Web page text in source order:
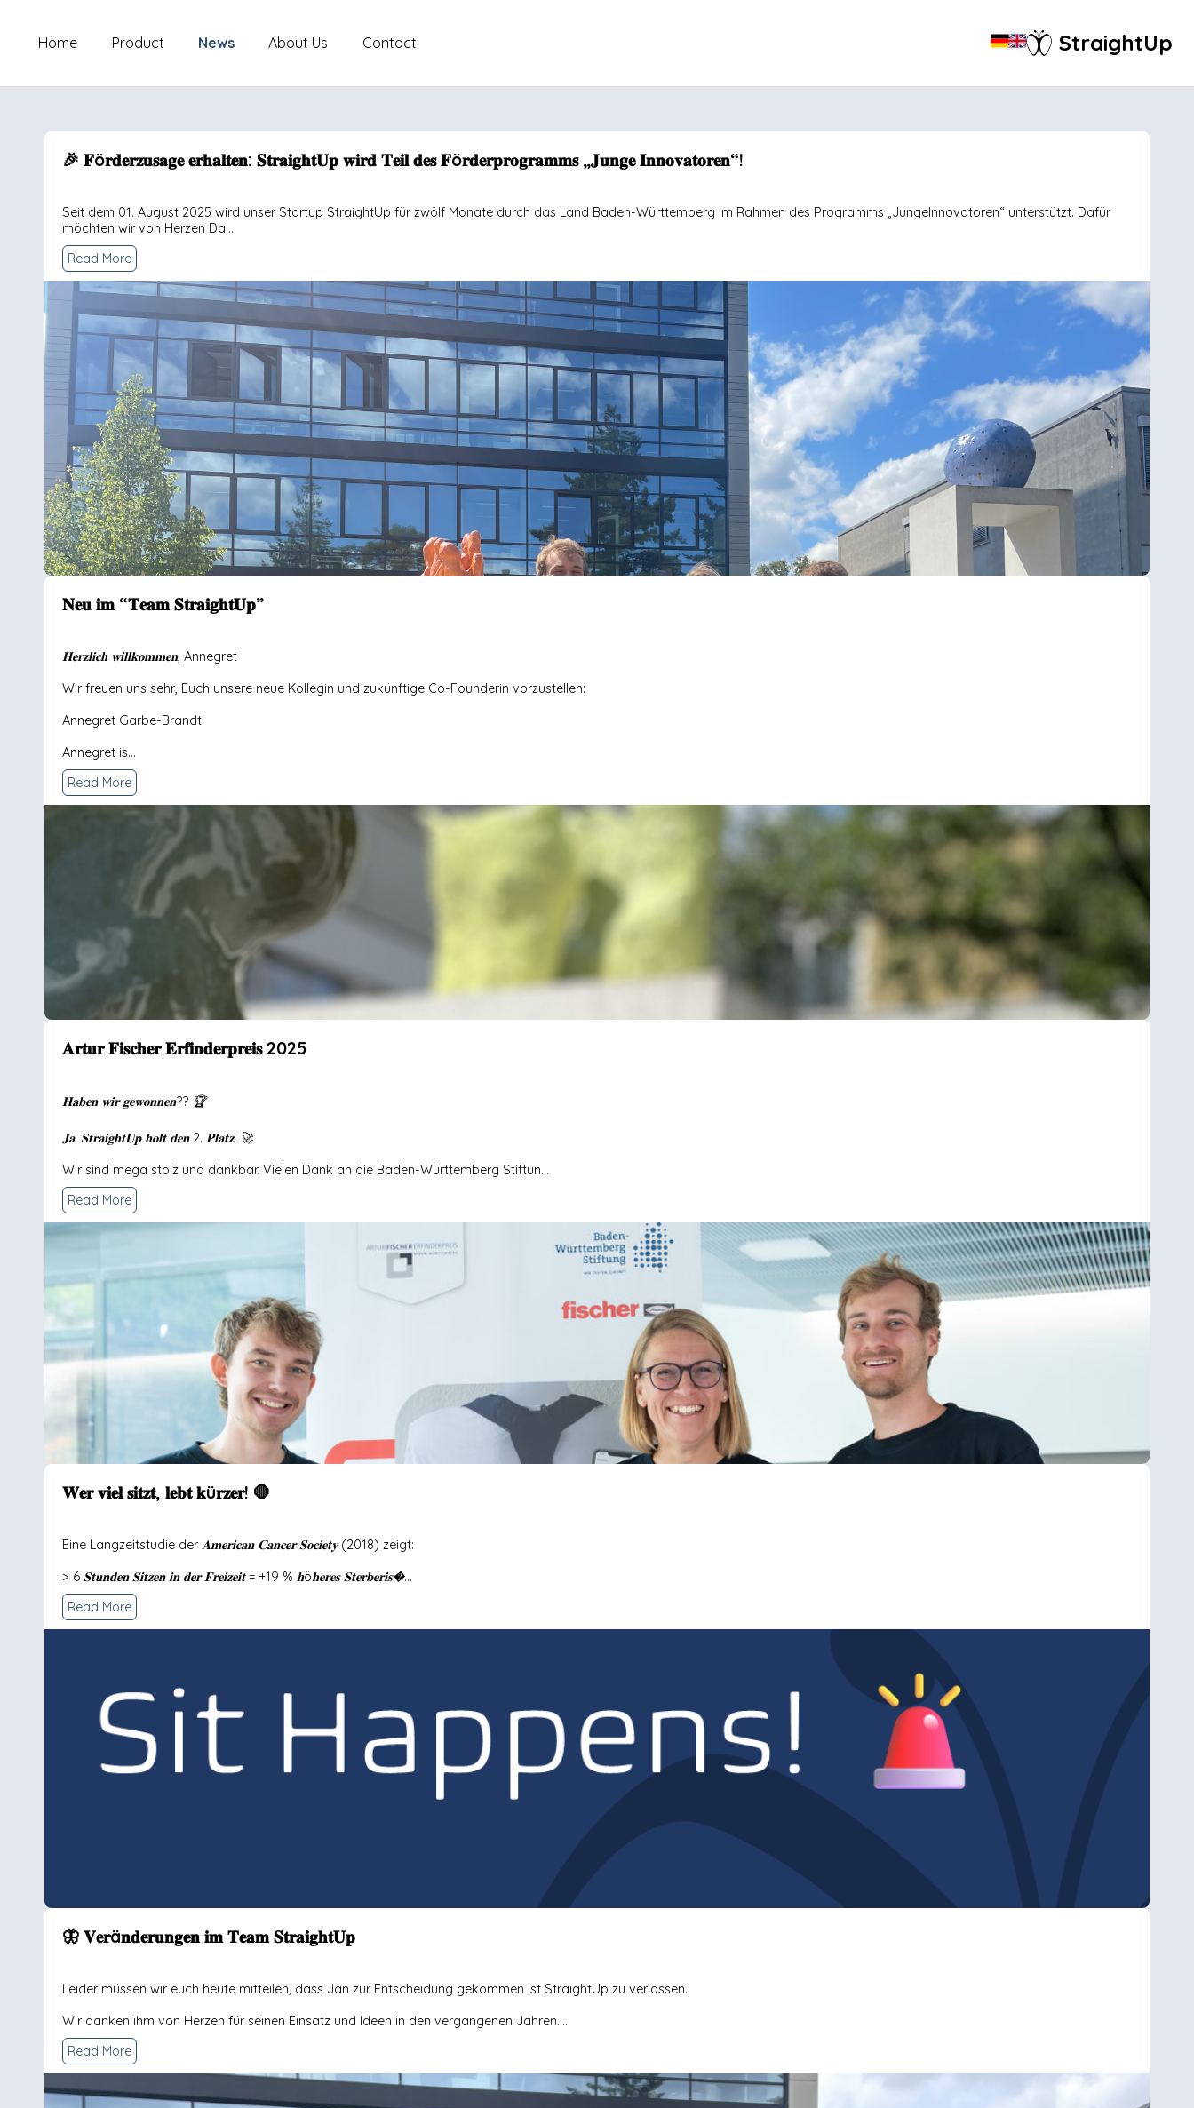
Home Product News About Us Contact StraightUp
🎉 𝐅ö𝐫𝐝𝐞𝐫𝐳𝐮𝐬𝐚𝐠𝐞 𝐞𝐫𝐡𝐚𝐥𝐭𝐞𝐧: 𝐒𝐭𝐫𝐚𝐢𝐠𝐡𝐭𝐔𝐩 𝐰𝐢𝐫𝐝 𝐓𝐞𝐢𝐥 𝐝𝐞𝐬 𝐅ö𝐫𝐝𝐞𝐫𝐩𝐫𝐨𝐠𝐫𝐚𝐦𝐦𝐬 „𝐉𝐮𝐧𝐠𝐞 𝐈𝐧𝐧𝐨𝐯𝐚𝐭𝐨𝐫𝐞𝐧“!
Seit dem 01. August 2025 wird unser Startup StraightUp für zwölf Monate durch das Land Baden-Württemberg im Rahmen des Programms „JungeInnovatoren“ unterstützt. Dafür
möchten wir von Herzen Da...
Read More
𝐍𝐞𝐮 𝐢𝐦 “𝐓𝐞𝐚𝐦 𝐒𝐭𝐫𝐚𝐢𝐠𝐡𝐭𝐔𝐩”
𝐇𝐞𝐫𝐳𝐥𝐢𝐜𝐡 𝐰𝐢𝐥𝐥𝐤𝐨𝐦𝐦𝐞𝐧, Annegret
Wir freuen uns sehr, Euch unsere neue Kollegin und zukünftige Co-Founderin vorzustellen:
Annegret Garbe-Brandt
Annegret is...
Read More
𝐀𝐫𝐭𝐮𝐫 𝐅𝐢𝐬𝐜𝐡𝐞𝐫 𝐄𝐫𝐟𝐢𝐧𝐝𝐞𝐫𝐩𝐫𝐞𝐢𝐬 2025
𝐇𝐚𝐛𝐞𝐧 𝐰𝐢𝐫 𝐠𝐞𝐰𝐨𝐧𝐧𝐞𝐧?? 🏆
𝐉𝐚! 𝐒𝐭𝐫𝐚𝐢𝐠𝐡𝐭𝐔𝐩 𝐡𝐨𝐥𝐭 𝐝𝐞𝐧 2. 𝐏𝐥𝐚𝐭𝐳! 🚀
Wir sind mega stolz und dankbar. Vielen Dank an die Baden-Württemberg Stiftun...
Read More
𝐖𝐞𝐫 𝐯𝐢𝐞𝐥 𝐬𝐢𝐭𝐳𝐭, 𝐥𝐞𝐛𝐭 𝐤ü𝐫𝐳𝐞𝐫! 🛑
Eine Langzeitstudie der 𝐀𝐦𝐞𝐫𝐢𝐜𝐚𝐧 𝐂𝐚𝐧𝐜𝐞𝐫 𝐒𝐨𝐜𝐢𝐞𝐭𝐲 (2018) zeigt:
> 6 𝐒𝐭𝐮𝐧𝐝𝐞𝐧 𝐒𝐢𝐭𝐳𝐞𝐧 𝐢𝐧 𝐝𝐞𝐫 𝐅𝐫𝐞𝐢𝐳𝐞𝐢𝐭 = +19 % 𝐡ö𝐡𝐞𝐫𝐞𝐬 𝐒𝐭𝐞𝐫𝐛𝐞𝐫𝐢𝐬�...
Read More
🦋 𝐕𝐞𝐫ä𝐧𝐝𝐞𝐫𝐮𝐧𝐠𝐞𝐧 𝐢𝐦 𝐓𝐞𝐚𝐦 𝐒𝐭𝐫𝐚𝐢𝐠𝐡𝐭𝐔𝐩
Leider müssen wir euch heute mitteilen, dass Jan zur Entscheidung gekommen ist StraightUp zu verlassen.
Wir danken ihm von Herzen für seinen Einsatz und Ideen in den vergangenen Jahren....
Read More